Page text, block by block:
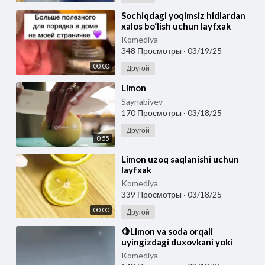
00:00
⁣Sochiqdagi yoqimsiz hidlardan
xalos bo‘lish uchun layfxak
Sochiqlarni limon kislotasiga
botirib, 6
Komediya
348 Просмотры · 03/19/25
Другой
0:55
⁣Limon
Saynabiyev
170 Просмотры · 03/18/25
Другой
00:00
⁣Limon uzoq saqlanishi uchun
layfxak
Komediya
339 Просмотры · 03/18/25
Другой
⁣🍋Limon va soda orqali
uyingizdagi duxovkani yoki
chirk, dog' bo'lib ketgan joylarni
Komediya